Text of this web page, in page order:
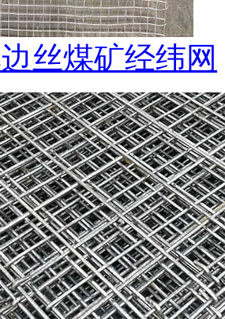
丝煤矿经纬网